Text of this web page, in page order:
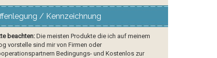
/ Kennzeichnung
beachten:Die meisten Produkte die ich auf meinem
vorstelle sind mir von Firmen oder
Bedingungs- und Kostenlos zur